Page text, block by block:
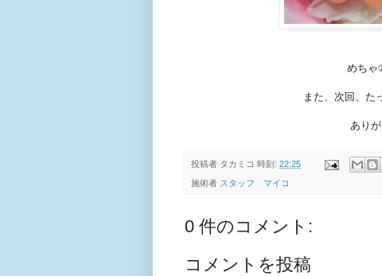
めち
また、次回、た
あり
投稿者 タカミコ 時刻: 22:25
施術者 スタッフ マイコ
0 件のコメント:
コメントを投稿